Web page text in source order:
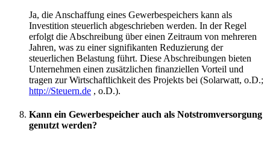
Ja, die Anschaffung eines Gewerbespeichers kann als
Investition steuerlich abgeschrieben werden. In der Regel
erfolgt die Abschreibung über einen Zeitraum von mehreren
Jahren, was zu einer signifikanten Reduzierung der
steuerlichen Belastung führt. Diese Abschreibungen bieten
Unternehmen einen zusätzlichen finanziellen Vorteil und
tragen zur Wirtschaftlichkeit des Projekts bei (Solarwatt, o.D.;
http://Steuern.de , o.D.).
Kann ein Gewerbespeicher auch als Notstromversorgung
genutzt werden?